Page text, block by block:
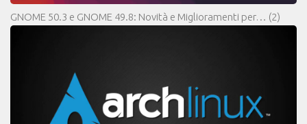
GNOME 50.3 e GNOME 49.8: Novità e Miglioramenti per… (2)